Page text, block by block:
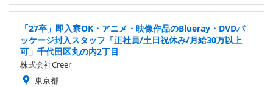
「27卒」即入寮OK・アニメ・映像作品のBlueray・DVDパ
ッケージ封入スタッフ「正社員/土日祝休み/月給30万以上
可」千代田区丸の内2丁目
株式会社Creer
東京都